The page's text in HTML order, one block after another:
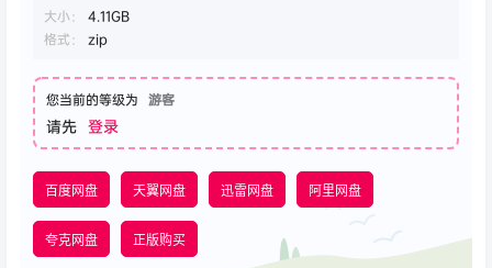
大小：
4.11GB
格式：
zip
您当前的等级为 游客
请先 登录
百度网盘 天翼网盘 迅雷网盘 阿里网盘
夸克网盘 正版购买